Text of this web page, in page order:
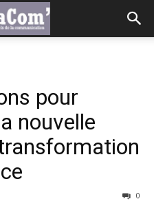
pour
nouvelle
0